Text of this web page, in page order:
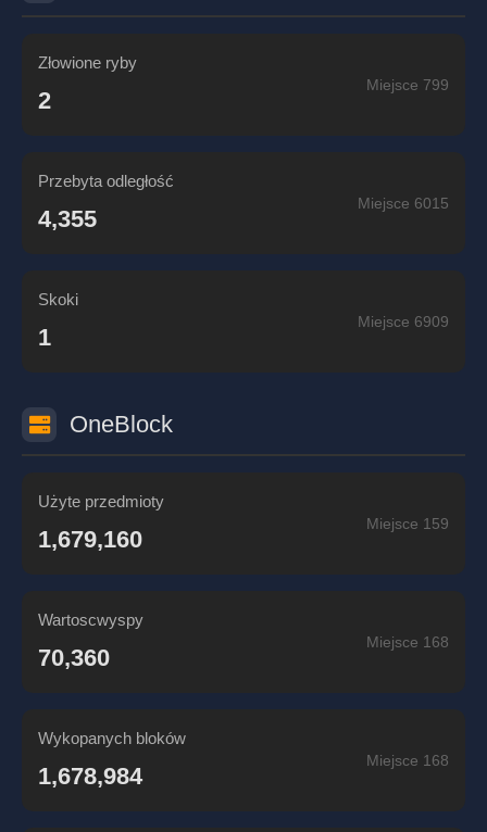
Złowione ryby
2
Miejsce 799
Przebyta odległość
4,355
Miejsce 6015
Skoki
1
Miejsce 6909
OneBlock
Użyte przedmioty
1,679,160
Miejsce 159
Wartoscwyspy
70,360
Miejsce 168
Wykopanych bloków
1,678,984
Miejsce 168